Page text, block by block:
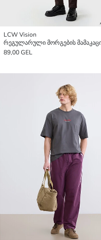
LCW Vision
89,00 GEL